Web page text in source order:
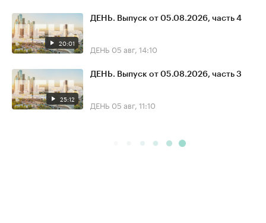
20:01
ДЕНЬ. Выпуск от 05.08.2026, часть 4
ДЕНЬ 05 авг, 14:10
25:12
ДЕНЬ. Выпуск от 05.08.2026, часть 3
ДЕНЬ 05 авг, 11:10